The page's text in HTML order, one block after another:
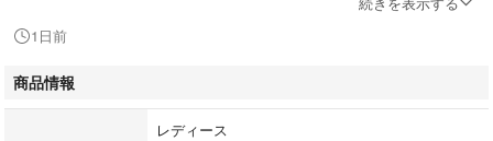
[表記サイズ]
なし
1日前
商品情報
レディース